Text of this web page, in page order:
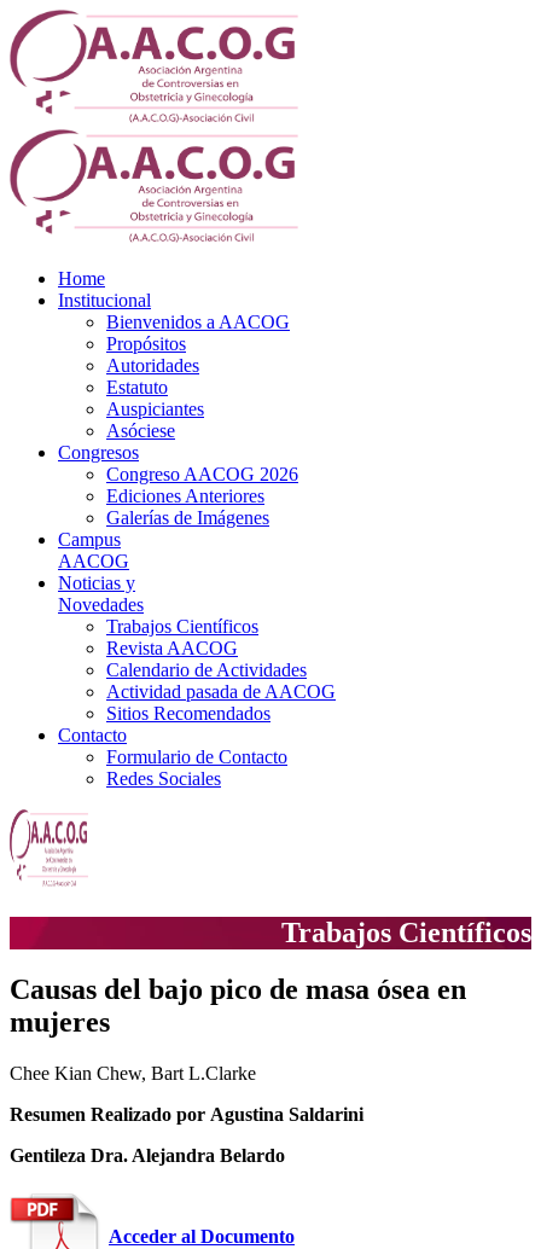
Home
Institucional
Bienvenidos a AACOG
Propósitos
Autoridades
Estatuto
Auspiciantes
Asóciese
Congresos
Congreso AACOG 2026
Ediciones Anteriores
Galerías de Imágenes
Campus
AACOG
Noticias y
Novedades
Trabajos Científicos
Revista AACOG
Calendario de Actividades
Actividad pasada de AACOG
Sitios Recomendados
Contacto
Formulario de Contacto
Redes Sociales
Trabajos Científicos
Causas del bajo pico de masa ósea en
mujeres
Chee Kian Chew, Bart L.Clarke
Resumen Realizado por Agustina Saldarini
Gentileza Dra. Alejandra Belardo
Acceder al Documento